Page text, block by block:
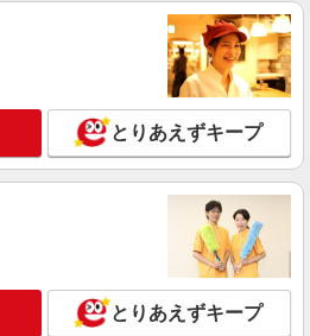
詳細を見る
ペリエ千葉店
・キッチンスタッフ ＜優先募集日
祝 11:00〜17:00
円
詳細を見る
とりあえずキープ
とりあえずキープ